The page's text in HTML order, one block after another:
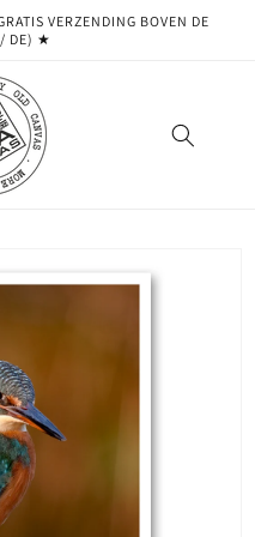
VERZENDING BOVEN DE
DE) ★